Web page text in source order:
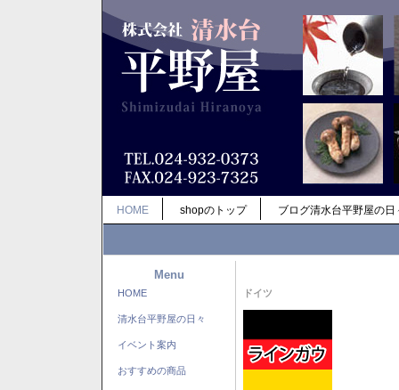
HOME shopのトップ ブログ清水台平野屋の日
Menu
HOME
清水台平野屋の日々
イベント案内
おすすめの商品
ドイツ